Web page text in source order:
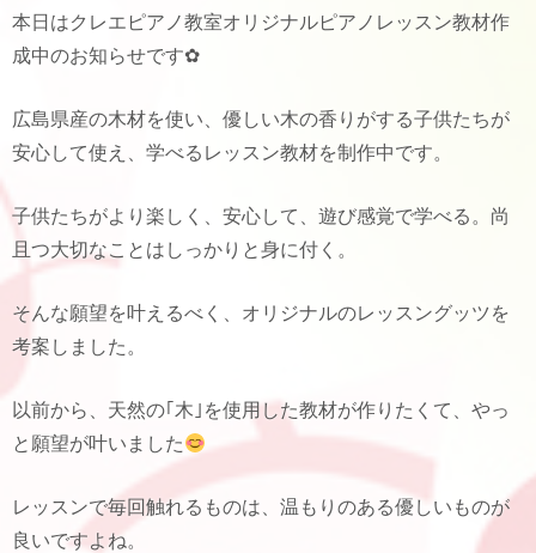
本日はクレエピアノ教室オリジナルピアノレッスン教材作
成中のお知らせです✿
広島県産の木材を使い、優しい木の香りがする子供たちが
安心して使え、学べるレッスン教材を制作中です。
子供たちがより楽しく、安心して、遊び感覚で学べる。尚
且つ大切なことはしっかりと身に付く。
そんな願望を叶えるべく、オリジナルのレッスングッツを
考案しました。
以前から、天然の｢木｣を使用した教材が作りたくて、やっ
と願望が叶いました
レッスンで毎回触れるものは、温もりのある優しいものが
良いですよね。